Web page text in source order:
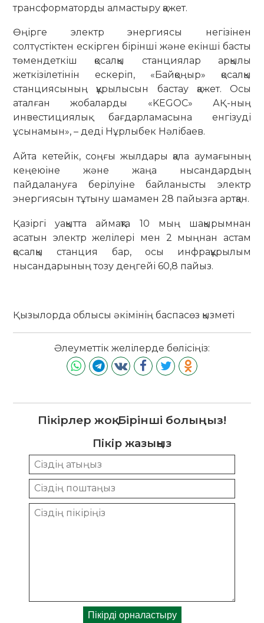
трансформаторды алмастыру қажет.
​Өңірге электр энергиясы негізінен
солтүстіктен ескірген бірінші және екінші басты
төмендеткіш қосалқы станциялар арқылы
жеткізілетінін ескеріп, «Байқоңыр» қосалқы
станциясының құрылысын бастау қажет. Осы
аталған жобаларды «KEGOC» АҚ-ның
инвестициялық бағдарламасына енгізуді
ұсынамын», – деді Нұрлыбек Нәлібаев.
Айта кетейік, соңғы жылдары қала аумағының
кеңеюіне және жаңа нысандардың
пайдалануға берілуіне байланысты электр
энергиясын тұтыну шамамен 28 пайызға артқан.
Қазіргі уақытта аймақта 10 мың шақырымнан
асатын электр желілері мен 2 мыңнан астам
қосалқы станция бар, осы инфрақұрылым
нысандарының тозу деңгейі 60,8 пайыз.
Қызылорда облысы әкімінің баспасөз қызметі
Әлеуметтік желілерде бөлісіңіз:
Пікірлер жоқ. Бірінші болыңыз!
Пікір жазыңыз